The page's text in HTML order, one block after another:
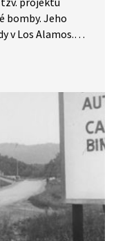
bomby. Jeho
v Los Alamos.
hlavní centrum
desítky
zejména
se řeší
tedy to, že
lidí,